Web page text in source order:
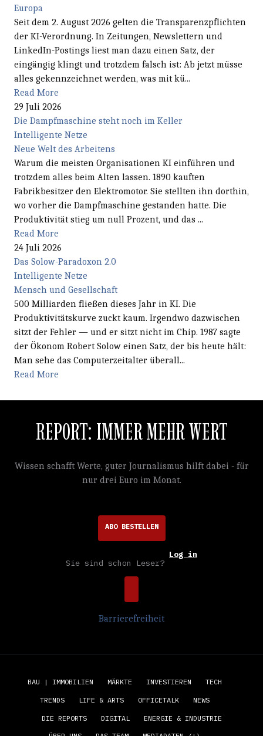
Europa
Seit dem 2. August 2026 gelten die Transparenzpflichten
der KI-Verordnung. In Zeitungen, Newslettern und
LinkedIn-Postings liest man dazu einen Satz, der
eingängig klingt und trotzdem falsch ist: Ab jetzt müsse
alles gekennzeichnet werden, was mit kü...
Read More
29 Juli 2026
Die Dampfmaschine steht noch im Keller
Intelligente Netze
Neue Welt des Arbeitens
Warum die meisten Organisationen KI einführen und
trotzdem alles beim Alten lassen. 1890 kauften
Fabrikbesitzer den Elektromotor. Sie stellten ihn dorthin,
wo vorher die Dampfmaschine gestanden hatte. Die
Produktivität stieg um null Prozent, und das ...
Read More
24 Juli 2026
Das Solow-Paradoxon 2.0
Intelligente Netze
Mensch und Gesellschaft
500 Milliarden fließen dieses Jahr in KI. Die
Produktivitätskurve zuckt kaum. Irgendwo dazwischen
sitzt der Fehler — und er sitzt nicht im Chip. 1987 sagte
der Ökonom Robert Solow einen Satz, der bis heute hält:
Man sehe das Computerzeitalter überall...
Read More
REPORT: IMMER MEHR WERT
Wissen schafft Werte, guter Journalismus hilft dabei - für
nur drei Euro im Monat.
ABO BESTELLEN
Sie sind schon Leser?
Log in
Barrierefreiheit
BAU | IMMOBILIEN MÄRKTE INVESTIEREN TECH
TRENDS LIFE & ARTS OFFICETALK NEWS
DIE REPORTS DIGITAL ENERGIE & INDUSTRIE